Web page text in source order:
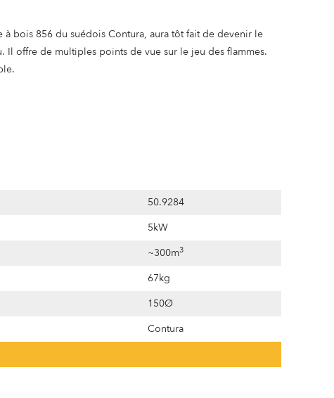
bois 856 du suédois Contura, aura tôt fait de devenir le
offre de multiples points de vue sur le jeu des flammes.
50.9284
5kW
~300m3
67kg
150Ø
Contura